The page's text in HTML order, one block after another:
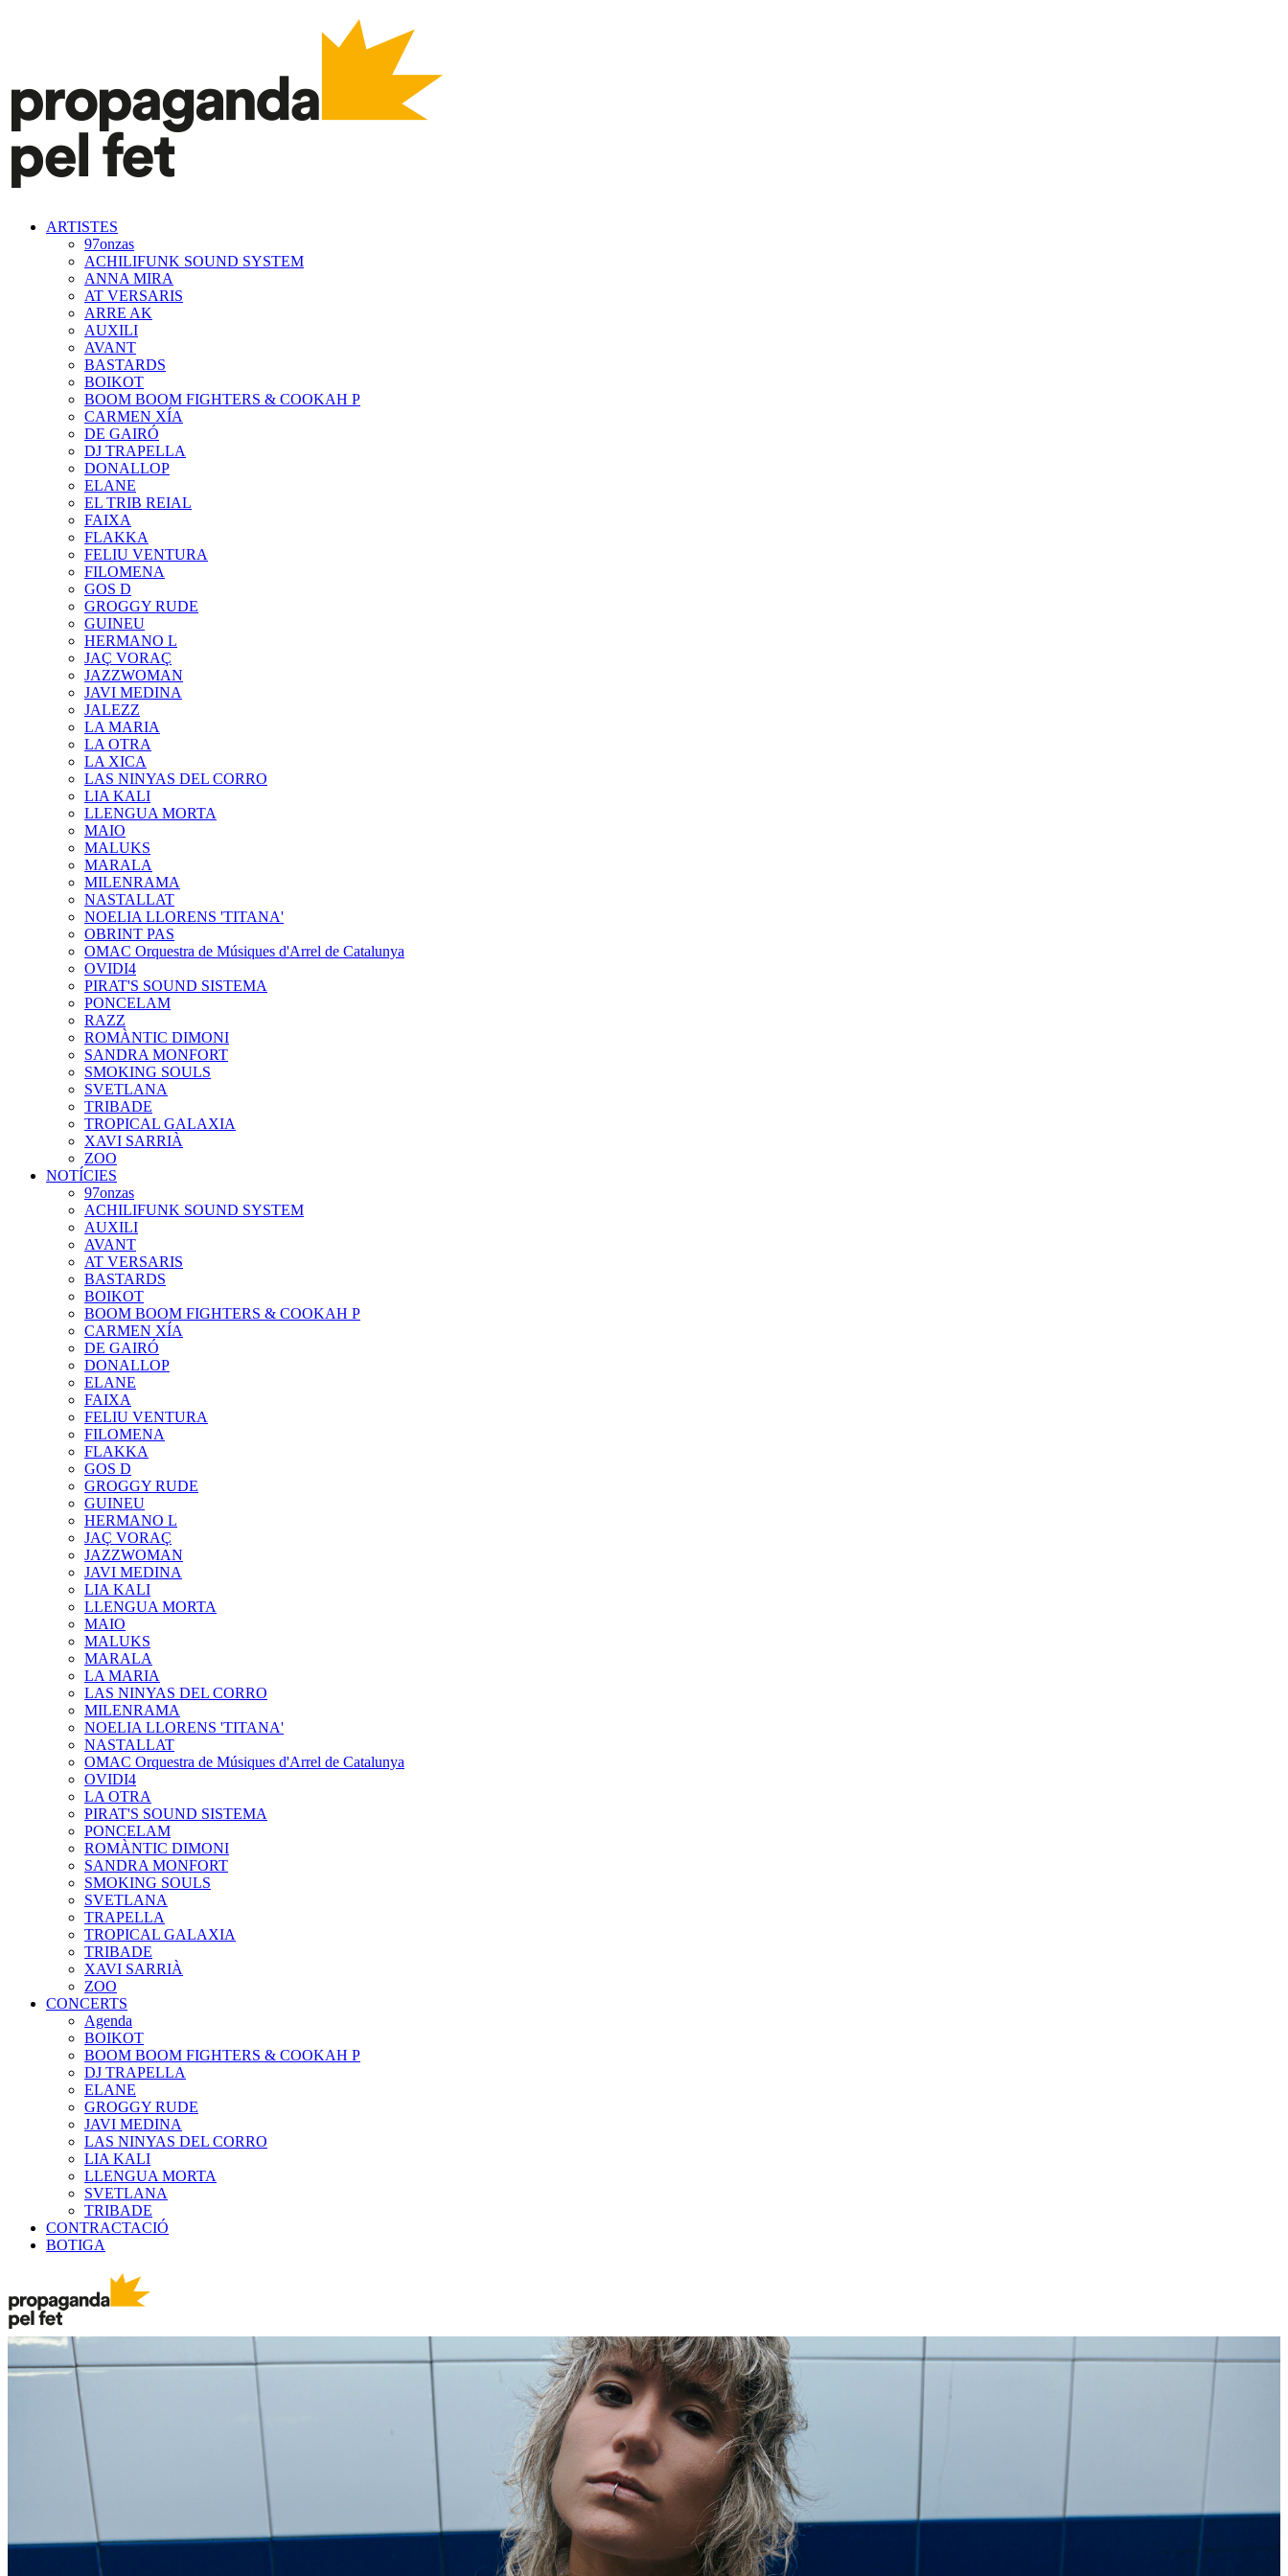
ARTISTES
97onzas
ACHILIFUNK SOUND SYSTEM
ANNA MIRA
AT VERSARIS
ARRE AK
AUXILI
AVANT
BASTARDS
BOIKOT
BOOM BOOM FIGHTERS & COOKAH P
CARMEN XÍA
DE GAIRÓ
DJ TRAPELLA
DONALLOP
ELANE
EL TRIB REIAL
FAIXA
FLAKKA
FELIU VENTURA
FILOMENA
GOS D
GROGGY RUDE
GUINEU
HERMANO L
JAÇ VORAÇ
JAZZWOMAN
JAVI MEDINA
JALEZZ
LA MARIA
LA OTRA
LA XICA
LAS NINYAS DEL CORRO
LIA KALI
LLENGUA MORTA
MAIO
MALUKS
MARALA
MILENRAMA
NASTALLAT
NOELIA LLORENS 'TITANA'
OBRINT PAS
OMAC Orquestra de Músiques d'Arrel de Catalunya
OVIDI4
PIRAT'S SOUND SISTEMA
PONCELAM
RAZZ
ROMÀNTIC DIMONI
SANDRA MONFORT
SMOKING SOULS
SVETLANA
TRIBADE
TROPICAL GALAXIA
XAVI SARRIÀ
ZOO
NOTÍCIES
97onzas
ACHILIFUNK SOUND SYSTEM
AUXILI
AVANT
AT VERSARIS
BASTARDS
BOIKOT
BOOM BOOM FIGHTERS & COOKAH P
CARMEN XÍA
DE GAIRÓ
DONALLOP
ELANE
FAIXA
FELIU VENTURA
FILOMENA
FLAKKA
GOS D
GROGGY RUDE
GUINEU
HERMANO L
JAÇ VORAÇ
JAZZWOMAN
JAVI MEDINA
LIA KALI
LLENGUA MORTA
MAIO
MALUKS
MARALA
LA MARIA
LAS NINYAS DEL CORRO
MILENRAMA
NOELIA LLORENS 'TITANA'
NASTALLAT
OMAC Orquestra de Músiques d'Arrel de Catalunya
OVIDI4
LA OTRA
PIRAT'S SOUND SISTEMA
PONCELAM
ROMÀNTIC DIMONI
SANDRA MONFORT
SMOKING SOULS
SVETLANA
TRAPELLA
TROPICAL GALAXIA
TRIBADE
XAVI SARRIÀ
ZOO
CONCERTS
Agenda
BOIKOT
BOOM BOOM FIGHTERS & COOKAH P
DJ TRAPELLA
ELANE
GROGGY RUDE
JAVI MEDINA
LAS NINYAS DEL CORRO
LIA KALI
LLENGUA MORTA
SVETLANA
TRIBADE
CONTRACTACIÓ
BOTIGA